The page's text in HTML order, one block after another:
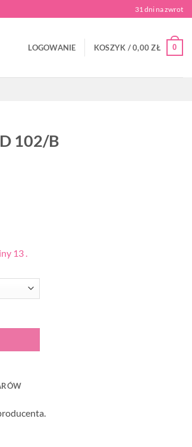
31 dni na zwrot
LOGOWANIE KOSZYK /0,00ZŁ 0
102/B
13 .